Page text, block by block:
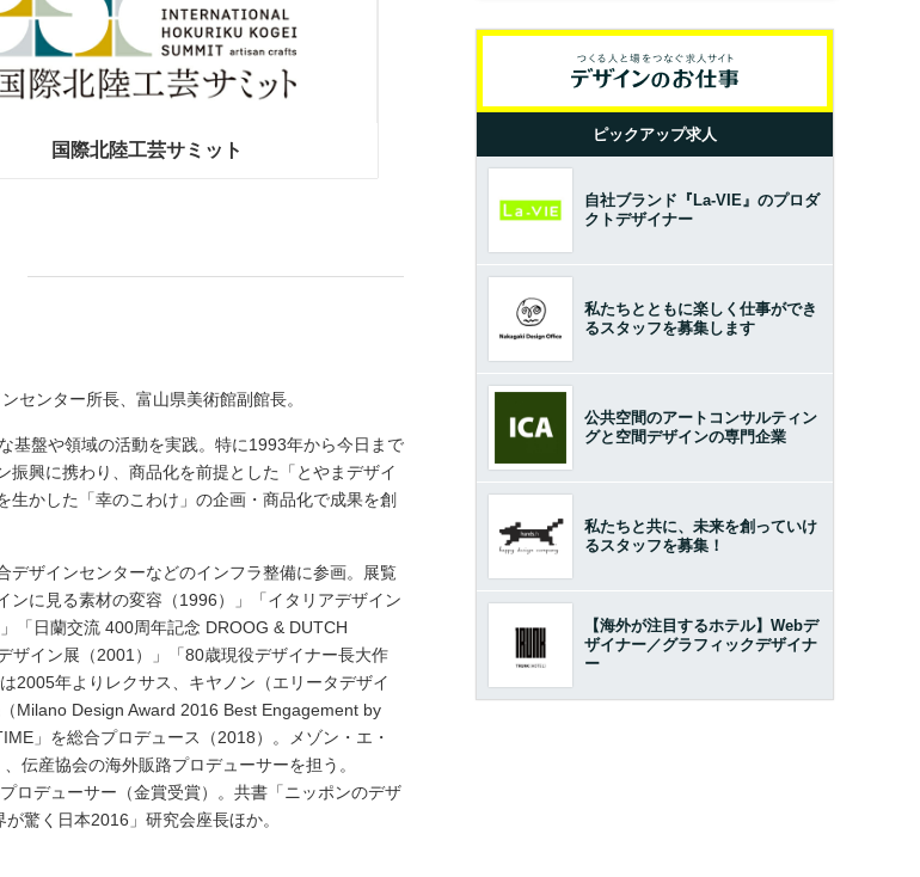
国際北陸工芸サミット
センター所長、富山県美術館副館長。
基盤や領域の活動を実践。特に1993年から今日まで
振興に携わり、商品化を前提とした「とやまデザイ
かした「幸のこわけ」の企画・商品化で成果を創
デザインセンターなどのインフラ整備に参画。展覧
に見る素材の変容（1996）」「イタリアデザイン
「日蘭交流 400周年記念 DROOG & DUTCH
イン展（2001）」「80歳現役デザイナー長大作
2005年よりレクサス、キヤノン（エリータデザイ
Milano Design Award 2016 Best Engagement by
」を総合プロデュース（2018）。メゾン・エ・
伝産協会の海外販路プロデューサーを担う。
ロデューサー（金賞受賞）。共書「ニッポンのデザ
驚く日本2016」研究会座長ほか。
ピックアップ求人
自社ブランド『La-VIE』のプロダ
クトデザイナー
私たちとともに楽しく仕事ができ
るスタッフを募集します
公共空間のアートコンサルティン
グと空間デザインの専門企業
私たちと共に、未来を創っていけ
るスタッフを募集！
【海外が注目するホテル】Webデ
ザイナー／グラフィックデザイナ
ー